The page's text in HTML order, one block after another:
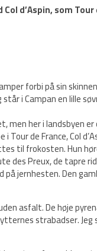
d’Aspin, som
forbi på sin
i Campan en lille
men her i landsbyen
de France, Col
til frokosten. Hun
Preux, de tapre
jernhesten. Den
asfalt. De høje
strabadser.